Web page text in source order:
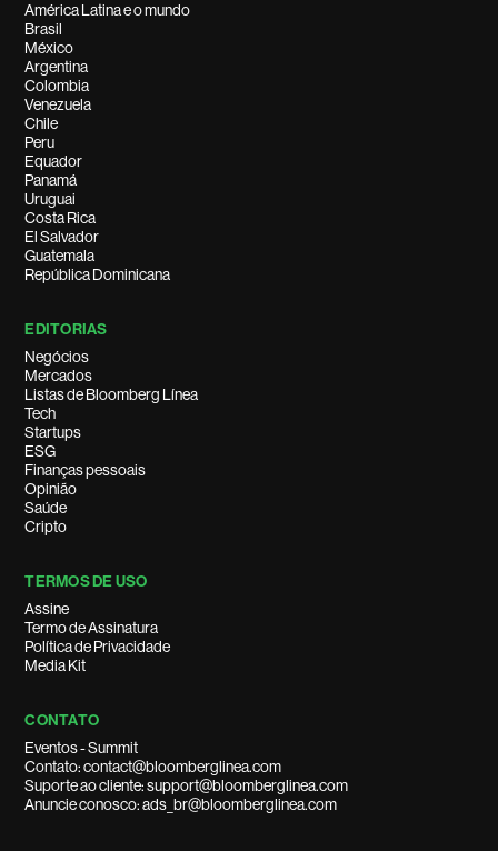
América Latina e o mundo
Brasil
México
Argentina
Colombia
Venezuela
Chile
Peru
Equador
Panamá
Uruguai
Costa Rica
El Salvador
Guatemala
República Dominicana
EDITORIAS
Negócios
Mercados
Listas de Bloomberg Línea
Tech
Startups
ESG
Finanças pessoais
Opinião
Saúde
Cripto
TERMOS DE USO
Assine
Termo de Assinatura
Política de Privacidade
Media Kit
CONTATO
Eventos - Summit
Contato: contact@bloomberglinea.com
Suporte ao cliente: support@bloomberglinea.com
Anuncie conosco: ads_br@bloomberglinea.com